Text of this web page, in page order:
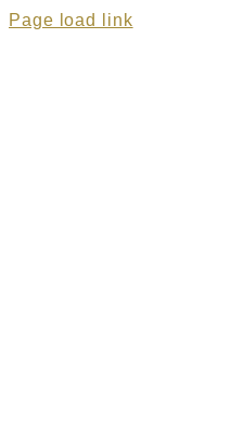
Page load link